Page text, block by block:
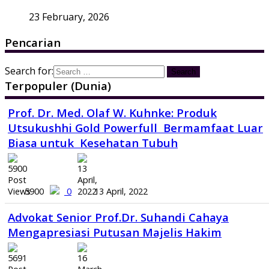
23 February, 2026
Pencarian
Search for:
Terpopuler (Dunia)
Prof. Dr. Med. Olaf W. Kuhnke: Produk
Utsukushhi Gold Powerfull Bermamfaat Luar
Biasa untuk Kesehatan Tubuh
5900 0 13 April, 2022
Advokat Senior Prof.Dr. Suhandi Cahaya
Mengapresiasi Putusan Majelis Hakim